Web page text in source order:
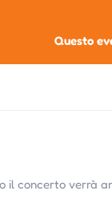
Questo
il concerto verrà